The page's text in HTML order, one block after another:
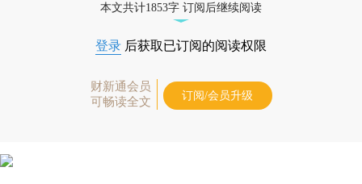
本文共计1853字 订阅后继续阅读
登录 后获取已订阅的阅读权限
财新通会员
可畅读全文
订阅/会员升级